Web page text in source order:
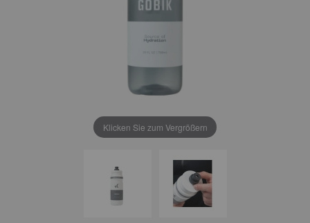
Klicken Sie zum Vergrößern